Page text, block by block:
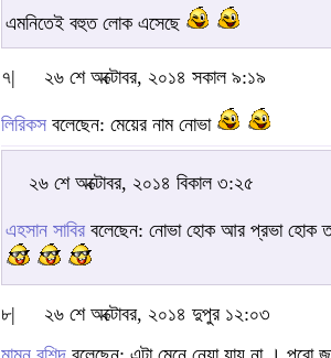
এমনিতেই বহুত লোক এসেছে
৭| ২৬ শে অক্টোবর, ২০১৪ সকাল ৯:১৯
লিরিকস বলেছেন: মেয়ের নাম নোভা
২৬ শে অক্টোবর, ২০১৪ বিকাল ৩:২৫
এহসান সাবির বলেছেন: নোভা হোক আর প্রভা হোক
৮|
২৬ শে অক্টোবর, ২০১৪ দুপুর ১২:০৩